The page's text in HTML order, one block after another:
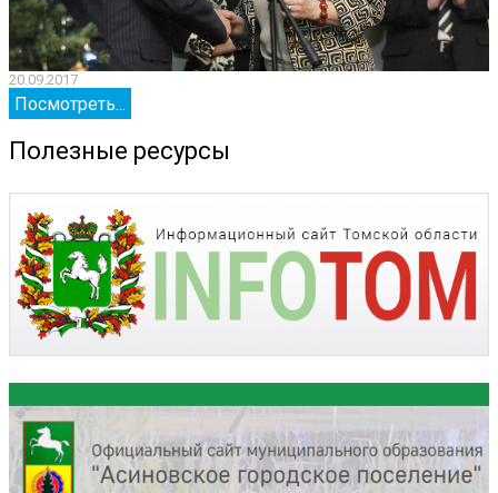
20.09.2017
Посмотреть...
Полезные ресурсы